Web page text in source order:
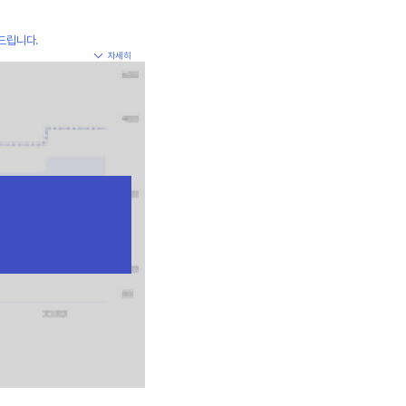
립니다.
자세히